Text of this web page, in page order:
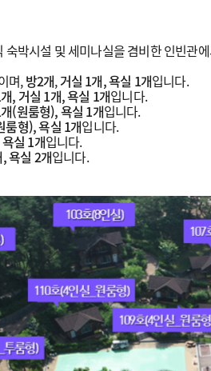
박시설 및 세미나실을 겸비한 인빈관
며,방2개,거실 1개, 욕실 1개입니다.
, 거실 1개, 욕실 1개입니다.
(원룸형), 욕실 1개입니다.
룸형), 욕실 1개입니다.
실 1개입니다.
욕실 2개입니다.